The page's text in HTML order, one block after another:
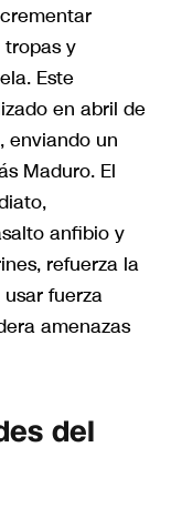
y
Este
en abril de
enviando un
Maduro. El
anfibio y
refuerza la
fuerza
amenazas
del